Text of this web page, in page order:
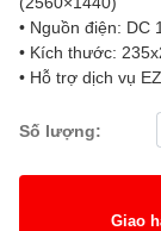
• Nguồn điện: DC
• Kích thước:
• Hỗ trợ dịch vụ
Số lượng:
Giao